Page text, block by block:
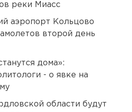
реки Миасс
аэропорт Кольцово
второй день
дома»:
- о явке на
области будут